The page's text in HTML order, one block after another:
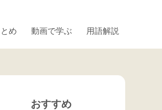
め 動画で学ぶ 用語解説
おすすめ